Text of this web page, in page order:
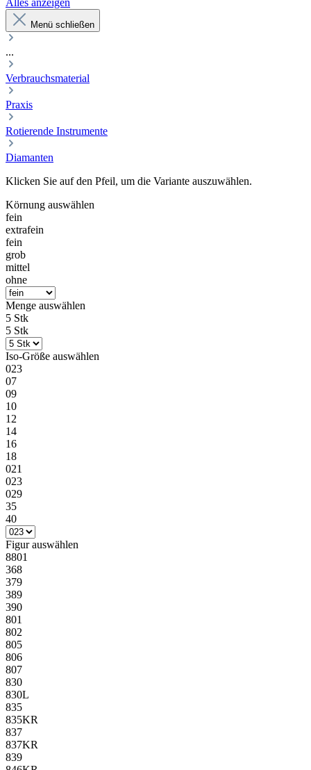
Alles anzeigen
Menü schließen
...
Verbrauchsmaterial
Praxis
Rotierende Instrumente
Diamanten
Klicken Sie auf den Pfeil, um die Variante auszuwählen.
Körnung auswählen
fein
extrafein
fein
grob
mittel
ohne
Menge auswählen
5 Stk
5 Stk
Iso-Größe auswählen
023
07
09
10
12
14
16
18
021
023
029
35
40
Figurauswählen
8801
368
379
389
390
801
802
805
806
807
830
830L
835
835KR
837
837KR
839